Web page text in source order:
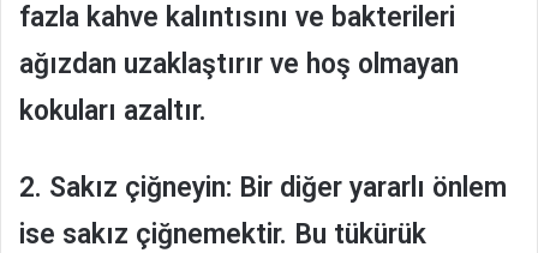
fazla kahve kalıntısını ve bakterileri
ağızdan uzaklaştırır ve hoş olmayan
kokuları azaltır.
2. Sakız çiğneyin: Bir diğer yararlı önlem
ise sakız çiğnemektir. Bu tükürük